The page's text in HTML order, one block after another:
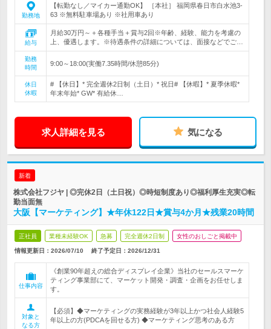
勤務地
【転勤なし／マイカー通勤OK】 ［本社］ 福岡県春日市白水池3-
63 ※無料駐車場あり ※社用車あり
給与
月給30万円～＋各種手当＋賞与2回※年齢、経験、能力を考慮の
上、優遇します。※待遇条件の詳細については、面接などでご…
勤務
時間
9:00～18:00(実働7.35時間/休憩85分)
休日
休暇
# 【休日】* 完全週休2日制（土日）* 祝日# 【休暇】* 夏季休暇*
年末年始* GW* 有給休…
求人詳細を見る 気になる
新着
株式会社フジヤ | ◎完休2日（土日祝）◎時短制度あり◎福利厚生充実◎転
勤当面無
大阪【マーケティング】★年休122日★賞与4か月★残業20時間
正社員 業種未経験OK 急募 完全週休2日制 女性のおしごと掲載中
情報更新日：2026/07/10 終了予定日： 2026/12/31
仕事内容
《創業90年超えの総合ディスプレイ企業》当社のセールスマーケ
ティング事業部にて、マーケット開発・調査・企画をお任せしま
す。
対象と
なる方
【必須】◆マーケティングの実務経験が3年以上かつ社会人経験5
年以上の方(PDCAを回せる方) ◆マーケティング思考のある方